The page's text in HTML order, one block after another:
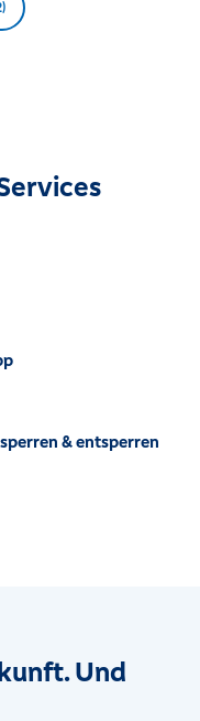
& entsperren
Und